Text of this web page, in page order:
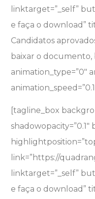
linktarget=”_self”
e faça o download”
Candidatos
baixar o documento,
animation_type=”0″
[tagline_box
shadowopacity=”0.1″
link=”https://
linktarget=”_self”
e faça o download”